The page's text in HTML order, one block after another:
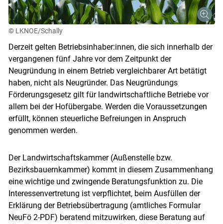
© LKNOE/Schally
Derzeit gelten Betriebsinhaber:innen, die sich innerhalb der
vergangenen fünf Jahre vor dem Zeitpunkt der
Neugründung in einem Betrieb vergleichbarer Art betätigt
haben, nicht als Neugründer. Das Neugründungs
Förderungsgesetz gilt für landwirtschaftliche Betriebe vor
allem bei der Hofübergabe. Werden die Voraussetzungen
erfüllt, können steuerliche Befreiungen in Anspruch
genommen werden.
Der Landwirtschaftskammer (Außenstelle bzw.
Bezirksbauernkammer) kommt in diesem Zusammenhang
eine wichtige und zwingende Beratungsfunktion zu. Die
Interessenvertretung ist verpflichtet, beim Ausfüllen der
Erklärung der Betriebsübertragung (amtliches Formular
NeuFö 2-PDF) beratend mitzuwirken, diese Beratung auf